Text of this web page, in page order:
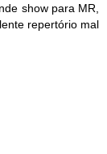
show para MR,
repertório mal